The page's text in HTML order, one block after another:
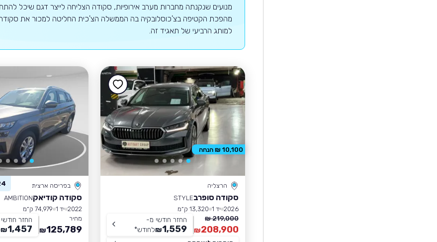
מנועים שנקנתה מחברות מערב אירופיות, סקודה הצליחה לייצר דגם שיכל
מהפכת הקטיפה בצ'כוסלובקיה בה הממשלה הצ'כית החליטה למכור את
למותג הרביעי של תאגיד זה.
הרצליה
סקודה סופרבSTYLE
2026 יד 1
13,320 ק״מ
219,000 ₪
208,900
₪
החזר חודשי מ-
1,559
₪לחודש*
10,100 ₪ הנחה
בפריסה ארצית 24 צפו
סקודה קודיאקAMBITION
2022 יד 1
74,979 ק״מ
מחיר
125,789
₪
החזר
1,457
₪